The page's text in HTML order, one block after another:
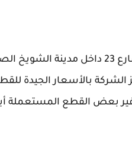
تم تأسيس هذه الشركة في عام 2012م، وهي تقع في
بالأسعار الجيدة
بعض القطع المستعملة